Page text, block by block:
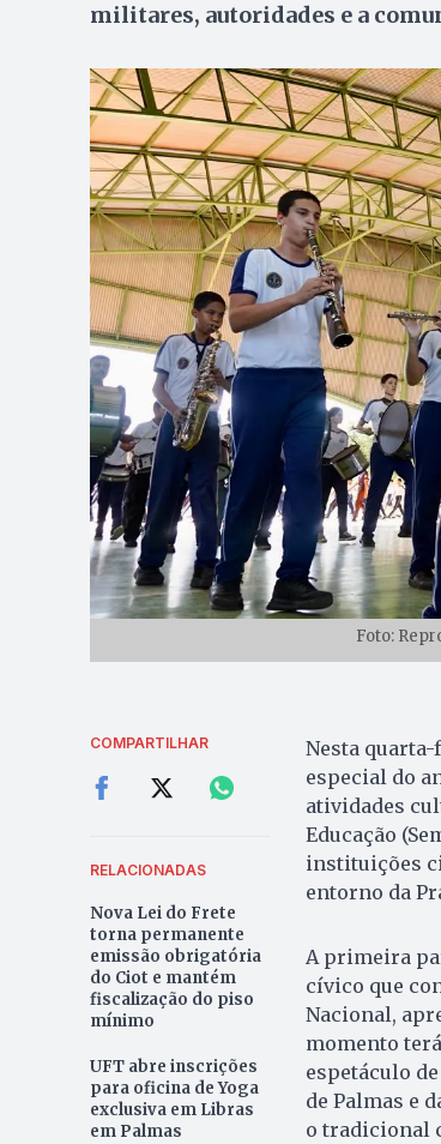
militares, autoridades e a
Foto:
COMPARTILHAR
RELACIONADAS
Nova Lei do Frete
torna permanente
emissão obrigatória
do Ciot e mantém
fiscalização do piso
mínimo
UFT abre inscrições
para oficina de Yoga
exclusiva em Libras
em Palmas
Nesta
especial do
atividades
Educação
instituições
entorno da
A primeira
cívico que
Nacional,
momento
espetáculo
de Palmas e
o tradicional